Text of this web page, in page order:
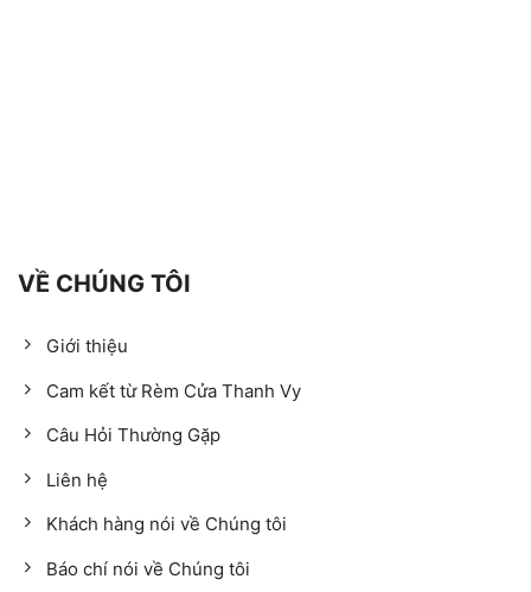
VỀ CHÚNG TÔI
Giới thiệu
Cam kết từ Rèm Cửa Thanh Vy
Câu Hỏi Thường Gặp
Liên hệ
Khách hàng nói về Chúng tôi
Báo chí nói về Chúng tôi